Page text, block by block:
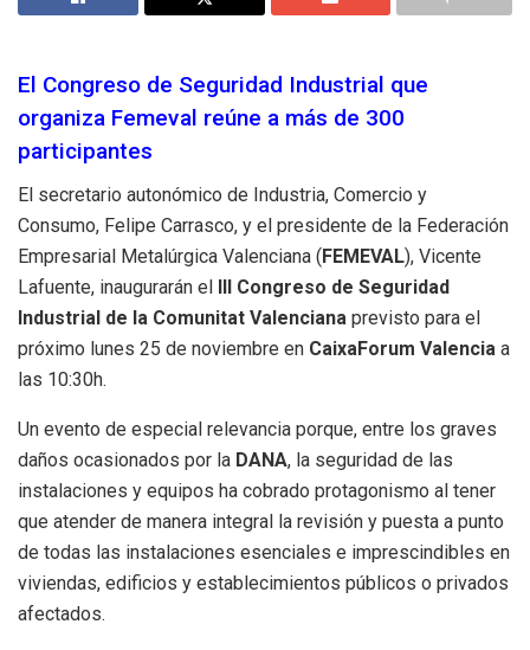
El Congreso de Seguridad Industrial que
organiza Femeval reúne a más de 300
participantes
El secretario autonómico de Industria, Comercio y
Consumo, Felipe Carrasco, y el presidente de la Federación
Empresarial Metalúrgica Valenciana (FEMEVAL), Vicente
Lafuente, inaugurarán el III Congreso de Seguridad
Industrial de la Comunitat Valenciana previsto para el
próximo lunes 25 de noviembre en CaixaForum Valencia a
las 10:30h.
Un evento de especial relevancia porque, entre los graves
daños ocasionados por la DANA, la seguridad de las
instalaciones y equipos ha cobrado protagonismo al tener
que atender de manera integral la revisión y puesta a punto
de todas las instalaciones esenciales e imprescindibles en
viviendas, edificios y establecimientos públicos o privados
afectados.